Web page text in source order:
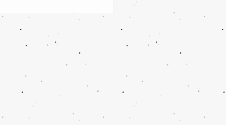
SV II vs SV
klein Oßnig 0:4 Sieg!